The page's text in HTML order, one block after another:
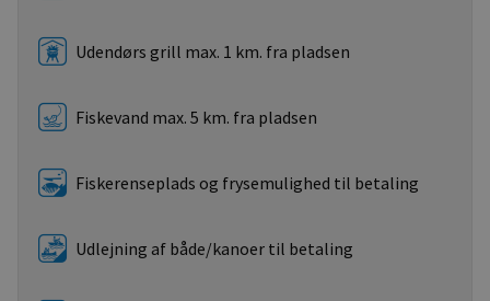
Udendørs grill max. 1 km. fra pladsen
Fiskevand max. 5 km. fra pladsen
Fiskerenseplads og frysemulighed til betaling
Udlejning af både/kanoer til betaling